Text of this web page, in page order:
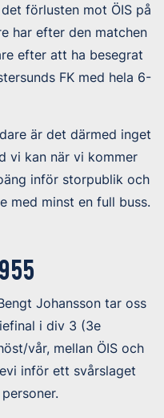
förlusten mot ÖIS på
har efter den matchen
efter att ha besegrat
FK med hela 6-
är det därmed inget
vi kan när vi kommer
inför storpublik och
med minst en full buss.
Johansson tar oss
i div 3 (3e
vår, mellan ÖIS och
inför ett svårslaget